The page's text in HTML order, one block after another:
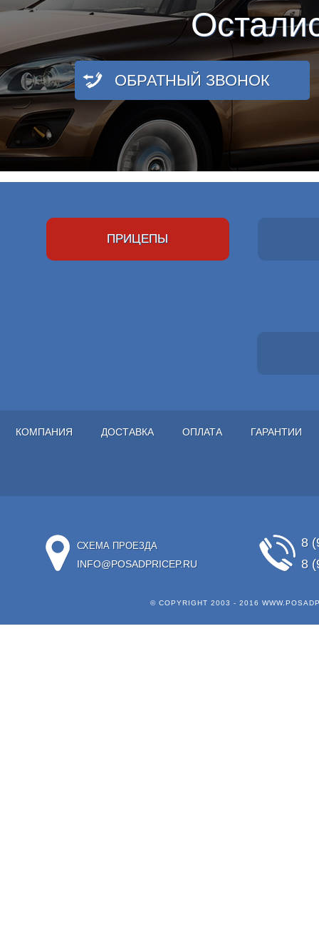
ОБРАТНЫЙ ЗВОНОК
ПРИЦЕПЫ
КОМПАНИЯ ДОСТАВКА ОПЛАТА ГАРАНТИИ
СХЕМА ПРОЕЗДА
INFO@POSADPRICEP.RU
8
8
© COPYRIGHT 2003 - 2016